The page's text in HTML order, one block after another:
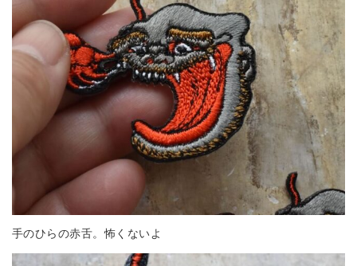
手のひらの赤舌。怖くないよ